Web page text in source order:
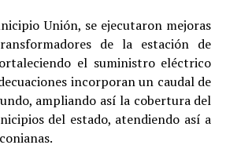
Unión, se ejecutaron mejoras
de la estación de
el suministro eléctrico
incorporan un caudal de
ampliando así la cobertura del
del estado, atendiendo así a